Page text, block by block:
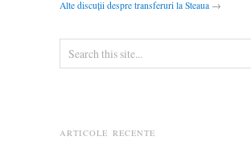
Alte discuții despre transferuri la Steaua →
ARTICOLE RECENTE